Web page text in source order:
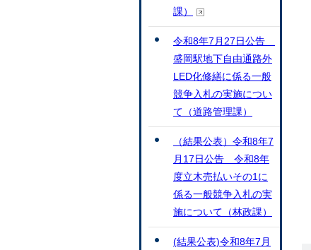
課）
令和8年7月27日公告
盛岡駅地下自由通路外
LED化修繕に係る一般
競争入札の実施につい
て（道路管理課）
（結果公表）令和8年7
月17日公告 令和8年
度立木売払いその1に
係る一般競争入札の実
施について（林政課）
(結果公表)令和8年7月